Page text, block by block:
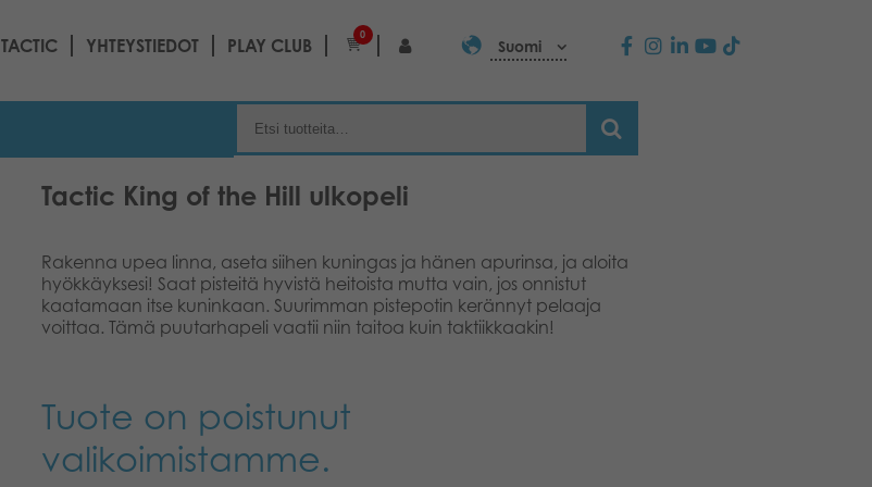
TACTIC YHTEYSTIEDOT PLAY CLUB
0
Suomi
Tactic King of the Hill ulkopeli
Rakenna upea linna, aseta siihen kuningas ja hänen apurinsa, ja aloita
hyökkäyksesi! Saat pisteitä hyvistä heitoista mutta vain, jos onnistut
kaatamaan itse kuninkaan. Suurimman pistepotin kerännyt pelaaja
voittaa. Tämä puutarhapeli vaatii niin taitoa kuin taktiikkaakin!
Tuote on poistunut
valikoimistamme.